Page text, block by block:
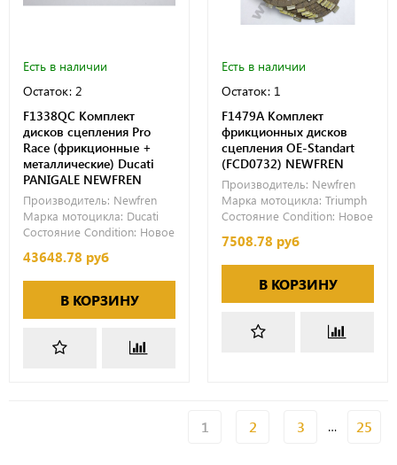
Есть в наличии
Остаток: 2
F1338QC Комплект
дисков сцепления Pro
Race (фрикционные +
металлические) Ducati
PANIGALE NEWFREN
Производитель: Newfren
Марка мотоцикла: Ducati
Состояние Condition: Новое
43648.78 руб
В КОРЗИНУ
Есть в наличии
Остаток: 1
F1479A Комплект
фрикционных дисков
сцепления OE-Standart
(FCD0732) NEWFREN
Производитель: Newfren
Марка мотоцикла: Triumph
Состояние Condition: Новое
7508.78 руб
В КОРЗИНУ
1 2 3 … 25